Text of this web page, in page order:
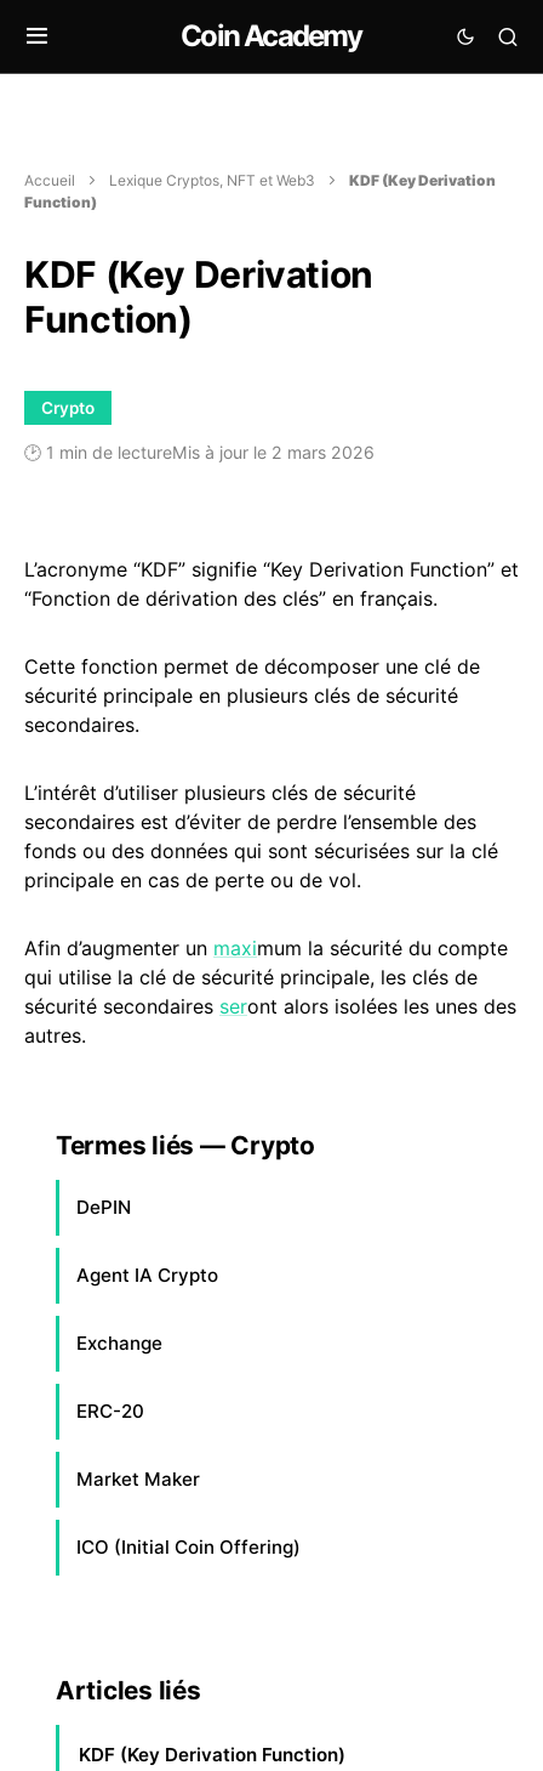
Coin Academy
Accueil Lexique Cryptos, NFT et Web3
KDF (Key Derivation
Function)
KDF (Key Derivation
Function)
Crypto
🕑 1 min de lectureMis à jour le 2 mars 2026
L’acronyme “KDF” signifie “Key Derivation Function” et
“Fonction de dérivation des clés” en français.
Cette fonction permet de décomposer une clé de
sécurité principale en plusieurs clés de sécurité
secondaires.
L’intérêt d’utiliser plusieurs clés de sécurité
secondaires est d’éviter de perdre l’ensemble des
fonds ou des données qui sont sécurisées sur la clé
principale en cas de perte ou de vol.
Afin d’augmenter un maximum la sécurité du compte
qui utilise la clé de sécurité principale, les clés de
sécurité secondaires seront alors isolées les unes des
autres.
Termes liés — Crypto
DePIN
Agent IA Crypto
Exchange
ERC-20
Market Maker
ICO (Initial Coin Offering)
Articles liés
KDF (Key Derivation Function)